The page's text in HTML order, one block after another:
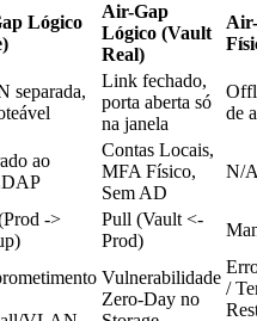
Lógico
Air-Gap
Lógico (Vault
Real)
separada,
Link fechado,
porta aberta só
na janela
de
ao
Contas Locais,
MFA Físico,
Sem AD
N/
->
Pull (Vault <-
Prod)
Vulnerabilidade
Zero-Day no
/